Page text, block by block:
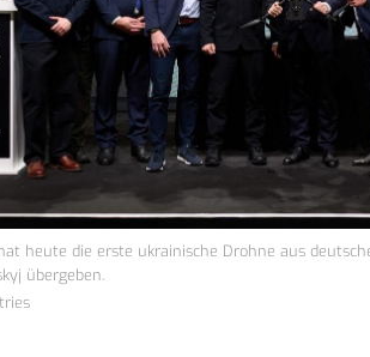
heute die erste ukrainische Drohne aus
übergeben.